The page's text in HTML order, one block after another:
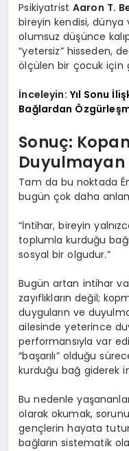
Psikiyatrist Aaron T.
bireyin kendisi, dünya
olumsuz düşünce
“yetersiz” hisseden,
ölçülen bir çocuk için
İnceleyin:Yıl Sonu
Bağlardan
Sonuç:
Duyulmayan
Tam da bu noktada
bugün çok daha
“İntihar, bireyin
toplumla kurduğu
sosyal bir olgudur.”
Bugün artan intihar
zayıflıkların değil;
duyguların ve
ailesinde yeterince
performansıyla var
“başarılı” olduğu
kurduğu bağ giderek
Bu nedenle
olarak okumak,
gençlerin hayata
bağların sistematik